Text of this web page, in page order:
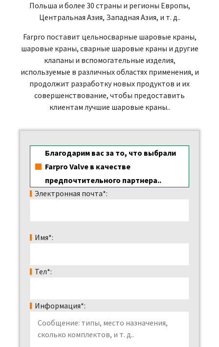
Польша и более 30 страны и регионы Европы,
Центральная Азия, Западная Азия, и т. д..
Farpro поставит цельносварные шаровые краны,
шаровые краны, сварные шаровые краны и другие
клапаны и вспомогательные изделия,
используемые в различных областях применения, и
продолжит разработку новых продуктов и их
совершенствование, чтобы предоставить
клиентам лучшие шаровые краны..
Благодарим вас за то, что выбрали
Farpro Valve в качестве
предпочтительного партнера..
Электронная почта*:
Имя*:
Тел*:
Информация*: